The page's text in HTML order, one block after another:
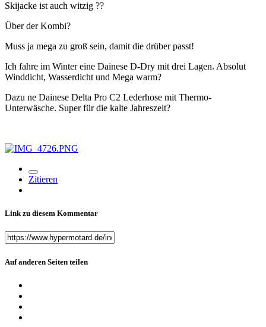
Skijacke ist auch witzig ??
Über der Kombi?
Muss ja mega zu groß sein, damit die drüber passt!
Ich fahre im Winter eine Dainese D-Dry mit drei Lagen. Absolut
Winddicht, Wasserdicht und Mega warm?
Dazu ne Dainese Delta Pro C2 Lederhose mit Thermo-
Unterwäsche. Super für die kalte Jahreszeit?
Zitieren
Link zu diesem Kommentar
Auf anderen Seiten teilen